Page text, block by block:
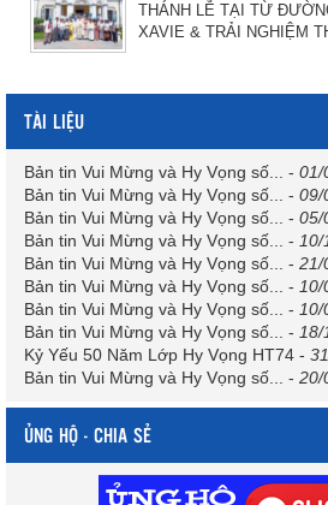
THÁNH LỄ TẠI TỪ
XAVIE & TRẢI NGHIỆM
TÀI LIỆU
Bản tin Vui Mừng và Hy Vọng số... - 01/
Bản tin Vui Mừng và Hy Vọng số...
- 09/
Bản tin Vui Mừng và Hy Vọng số...
- 05/
Bản tin Vui Mừng và Hy Vọng số...
-
Bản tin Vui Mừng và Hy Vọng số...
- 21/
Bản tin Vui Mừng và Hy Vọng số...
-
Bản tin Vui Mừng và Hy Vọng số...
-
Bản tin Vui Mừng và Hy Vọng số...
-
Kỷ Yếu 50 Năm Lớp Hy Vọng HT74 -
Bản tin Vui Mừng và Hy Vọng số...
- 20/
ỦNG HỘ - CHIA SẺ